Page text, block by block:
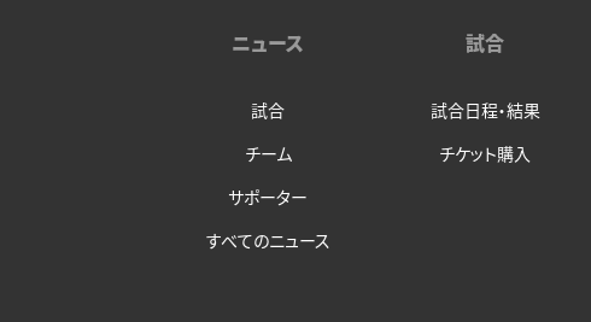
ニュース
試合
チーム
サポーター
すべてのニュース
試合
試合日程・結果
チケット購入